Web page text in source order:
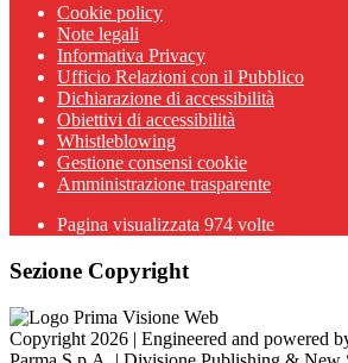
Cookie policy
Note legali
Informativa Privacy
Ufficio Relazioni con il Pubblico
Dichiarazione di accessibilità
Obiettivi di accessibilità
Whistleblowing
Gestione consensi cookie
Amministrazione trasparente
Pagina visualizzata 974 volte
Sezione Copyright
Copyright 2026 | Engineered and powered